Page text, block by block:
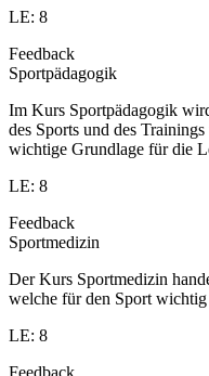
LE: 8
Feedback
Sportpädagogik
Im Kurs Sportpädagogik
des Sports und des
wichtige Grundlage für die
LE: 8
Feedback
Sportmedizin
Der Kurs Sportmedizin
welche für den Sport wichtig
LE: 8
Feedback